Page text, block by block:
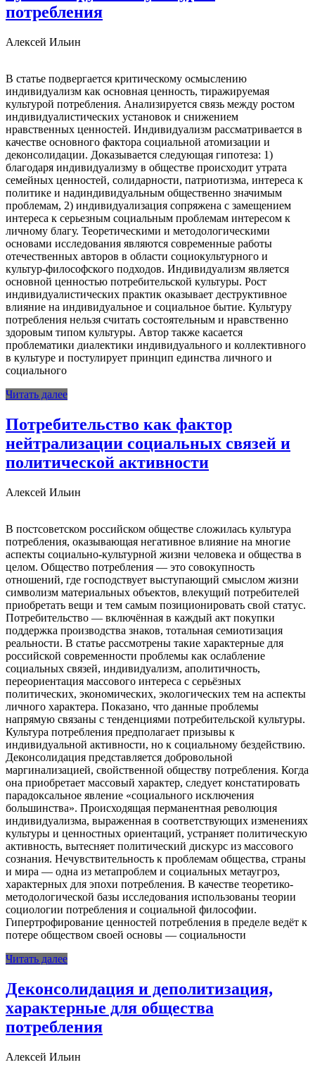
потребления
Алексей Ильин
В статье подвергается критическому осмыслению
индивидуализм как основная ценность, ти­ражируемая
культурой потребления. Анализируется связь между ростом
индивидуалистических установок и снижением
нравственных ценностей. Индивидуализм рассматривается в
качестве основного фактора со­циальной атомизации и
деконсолидации. Доказывается следующая гипотеза: 1)
благодаря индивидуализму в обществе происходит утрата
семейных ценностей, солидарности, патриотизма, интереса к
политике и надиндивидуальным общественно значимым
проблемам, 2) индивидуализация сопряжена с замещением
ин­тереса к серьезным социальным проблемам интересом к
личному благу. Теоретическими и методологиче­скими
основами исследования являются современные работы
отечественных авторов в области социокуль­турного и
культур-философского подходов. Индивидуализм является
основной ценностью потребительской культуры. Рост
индивидуалистических практик оказывает деструктивное
влияние на индивидуальное и со­циальное бытие. Культуру
потребления нельзя считать состоятельным и нравственно
здоровым типом культуры. Автор также касается
проблематики диалектики индивидуального и коллективного
в культуре и постулирует принцип единства личного и
социального
Читать далее
Потребительство как фактор
нейтрализации социальных связей и
политической активности
Алексей Ильин
В постсоветском российском обществе сложилась культура
потребления, ока­зывающая негативное влияние на многие
аспекты социально-культурной жизни человека и общества в
целом. Общество потребления — это совокупность
отношений, где господствует выступающий смыслом жизни
символизм материальных объектов, влекущий потребителей
приобретать вещи и тем самым позиционировать свой статус.
Потребительство — включённая в каждый акт покупки
поддержка производства знаков, тотальная семиотизация
реальности. В статье рассмотрены такие характерные для
российской современности проблемы как ос­лабление
социальных связей, индивидуализм, аполитичность,
переориентация массового интереса с серьёзных
политических, экономических, экологических тем на аспекты
личного характера. Показано, что данные проблемы
напрямую связаны с тенденциями потребитель­ской культуры.
Культура потребления предполагает призывы к
индивидуальной активности, но к социальному бездействию.
Деконсолидация представляется добровольной
маргинализацией, свойственной обществу потребления. Когда
она приобретает массовый характер, следует кон­статировать
парадоксальное явление «социального исключения
большинства». Происходящая перманентная революция
индивидуализма, выраженная в соответствующих изменениях
культуры и ценностных ориентаций, устраняет политическую
активность, вытесняет поли­тический дискурс из массового
сознания. Нечувствительность к проблемам общества, страны
и мира — одна из метапроблем и социальных метаугроз,
характерных для эпохи потребления. В качестве теоретико-
методологической базы исследования использованы теории
социологии потребления и социальной философии.
Гипертрофирование ценностей потребления в пределе ведёт к
потере обществом своей основы — социальности
Читать далее
Деконсолидация и деполитизация,
характерные для общества
потребления
Алексей Ильин